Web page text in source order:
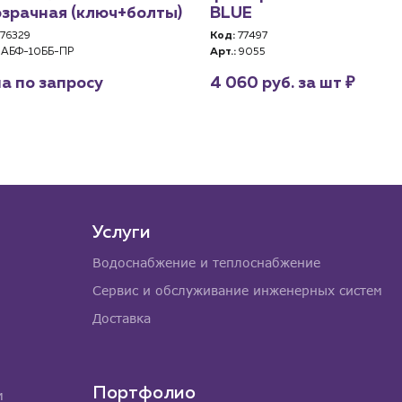
(ключ+болты)
76329
АБФ-10ББ-ПР
по запросу
BLUE
Код: 77497
Арт.: 9055
4 060 руб. за шт ₽
Услуги
Водоснабжение и теплоснабжение
Сервис и обслуживание инженерных систем
Доставка
Портфолио